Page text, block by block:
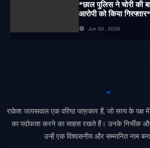
*छाल पुलिस ने चोरी की
आरोपी को किया गिरफ्तार*
Jun 30 , 2026
राकेश जायसवाल एक वरिष्ठ पत्रकार हैं, जो सत्य के
का पर्दाफाश करने का साहस रखते हैं। उनके निर्भीक और
उन्हें एक विश्वसनीय और सम्मानित नाम